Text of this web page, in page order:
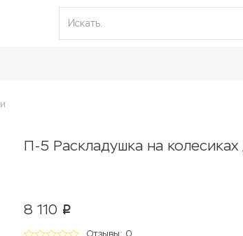
П-5 Раскладушка на колесиках
8 110 p
Отзывы: 0